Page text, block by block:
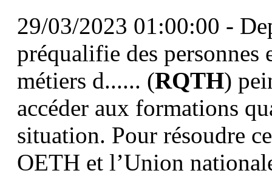
29/03/2023 01:00:00 -
préqualifie des personnes
métiers d...... (RQTH)
accéder aux formations
situation. Pour résoudre
OETH et l’Union